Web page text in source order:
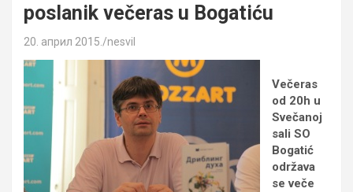
poslanik večeras u Bogatiću
20. април 2015. nesvil
Večeras
od 20h u
Svečanoj
sali SO
Bogatić
održava
se veče